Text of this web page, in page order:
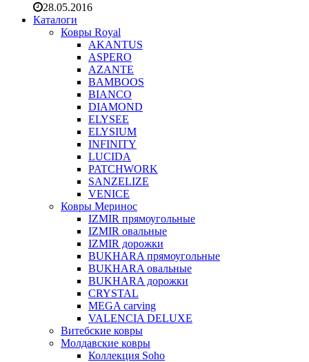
28.05.2016
Каталоги
Ковры Royal
AKANTUS
ASPERO
AZANTE
BAMBOOS
BIANCO
DIAMOND
ELYSEE
ELYSIUM
INFINITY
LUCIDA
PATCHWORK
SANZELIZE
VENICE
Ковры Меринос
IZMIR прямоугольные
IZMIR овальные
IZMIR дорожки
BUKHARA прямоугольные
BUKHARA овальные
BUKHARA дорожки
CRYSTAL
MEGA carving
VALENCIA DELUXE
Витебские ковры
Молдавские ковры
Коллекция Soho